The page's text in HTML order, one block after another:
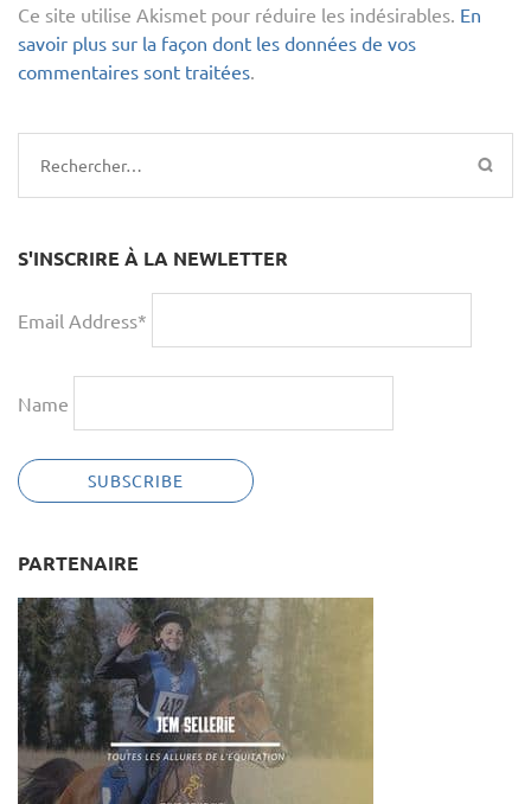
Ce site utilise Akismet pour réduire les indésirables. En
savoir plus sur la façon dont les données de vos
commentaires sont traitées
Rechercher :
S'INSCRIRE À LA NEWLETTER
Email Address*
Name
PARTENAIRE